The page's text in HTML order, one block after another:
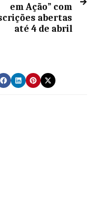
em Ação” com
abertas
até 4 de abril